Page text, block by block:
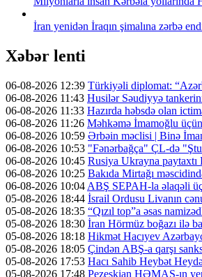
İran yenidən İraqın şimalına zərbə
Xəbər lenti
06-08-2026 12:39 Türkiyəli diplomat:
06-08-2026 11:43 Husilər Səudiyyə
06-08-2026 11:33 Hazırda həbsdə olan
06-08-2026 11:26 Məhkəmə İmamoğlu
06-08-2026 10:59 Ərbəin məclisi | Binə
06-08-2026 10:53 "Fənərbağça" ÇL-də
06-08-2026 10:45 Rusiya Ukrayna paytaxtı
06-08-2026 10:25 Bakıda Mirtağı
06-08-2026 10:04 ABŞ SEPAH-la əlaqəli
05-08-2026 18:44 İsrail Ordusu Livanın
05-08-2026 18:35 “Qızıl top”a əsas
05-08-2026 18:30 İran Hörmüz boğazı ilə
05-08-2026 18:18 Hikmət Hacıyev
05-08-2026 18:05 Çindən ABŞ-a qarşı
05-08-2026 17:53 Hacı Sahib Heybət
05-08-2026 17:48 Pezeşkian HƏMAS-ın